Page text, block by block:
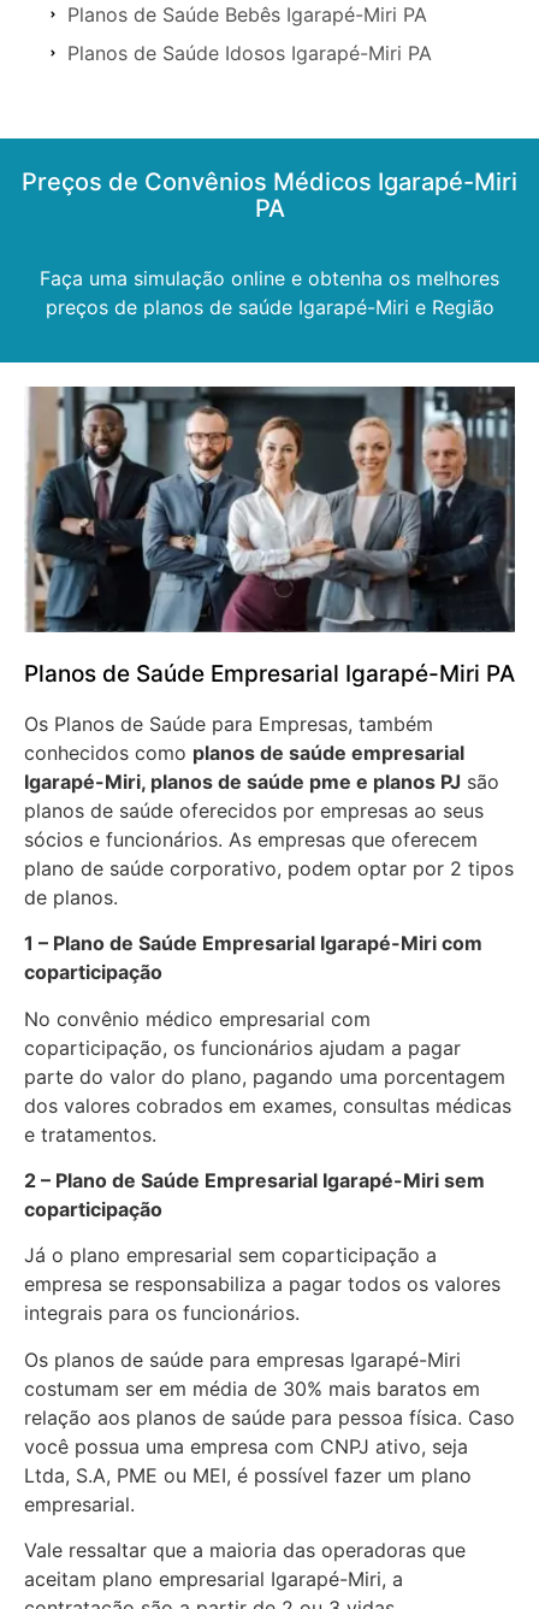
Planos de Saúde Bebês Igarapé-Miri PA
Planos de Saúde Idosos Igarapé-Miri PA
Preços de Convênios Médicos Igarapé-Miri
PA
Faça uma simulação online e obtenha os melhores
preços de planos de saúde Igarapé-Miri e Região
Planos de Saúde Empresarial Igarapé-Miri PA
Os Planos de Saúde para Empresas, também
conhecidos como planos de saúde empresarial
Igarapé-Miri, planos de saúde pme e planos PJ são
planos de saúde oferecidos por empresas ao seus
sócios e funcionários. As empresas que oferecem
plano de saúde corporativo, podem optar por 2 tipos
de planos.
1 – Plano de Saúde Empresarial Igarapé-Miri com
coparticipação
No convênio médico empresarial com
coparticipação, os funcionários ajudam a pagar
parte do valor do plano, pagando uma porcentagem
dos valores cobrados em exames, consultas médicas
e tratamentos.
2 – Plano de Saúde Empresarial Igarapé-Miri sem
coparticipação
Já o plano empresarial sem coparticipação a
empresa se responsabiliza a pagar todos os valores
integrais para os funcionários.
Os planos de saúde para empresas Igarapé-Miri
costumam ser em média de 30% mais baratos em
relação aos planos de saúde para pessoa física. Caso
você possua uma empresa com CNPJ ativo, seja
Ltda, S.A, PME ou MEI, é possível fazer um plano
empresarial.
Vale ressaltar que a maioria das operadoras que
aceitam plano empresarial Igarapé-Miri, a